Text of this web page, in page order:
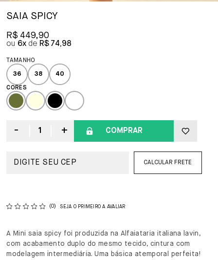
SAIA SPICY
R$ 449,90
6x R$ 74,98
36 38 40
COMPRAR
CALCULAR FRETE
(0) SEJA O PRIMEIRO A AVALIAR
A Mini saia spicy foi produzida na Alfaiataria italiana lavin,
com acabamento duplo do mesmo tecido, cintura com
modelagem intermediária. Uma básica atemporal perfeita!